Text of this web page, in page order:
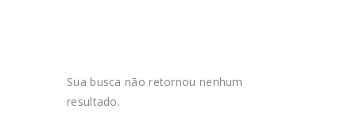
Sua busca não retornou nenhum
resultado.